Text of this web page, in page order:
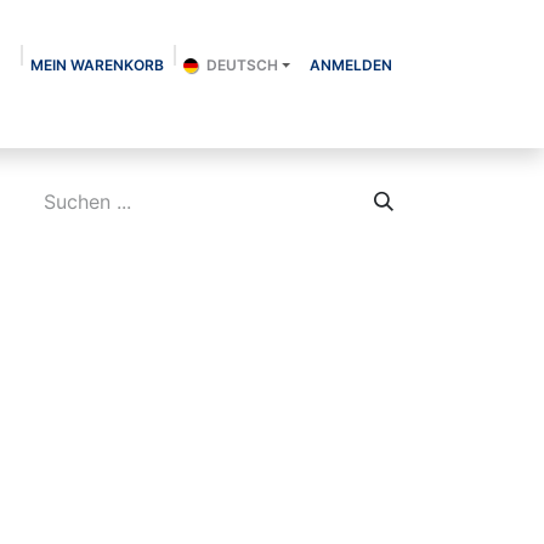
MEIN WARENKORB DEUTSCH ANMELDEN